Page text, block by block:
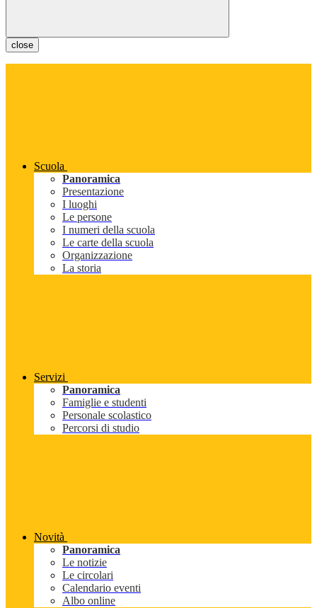
close
Scuola
Panoramica
Presentazione
I luoghi
Le persone
I numeri della scuola
Le carte della scuola
Organizzazione
La storia
Servizi
Panoramica
Famiglie e studenti
Personale scolastico
Percorsi di studio
Novità
Panoramica
Le notizie
Le circolari
Calendario eventi
Albo online